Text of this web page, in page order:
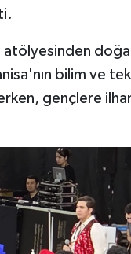
atölyesinden
bilim ve
gençlere